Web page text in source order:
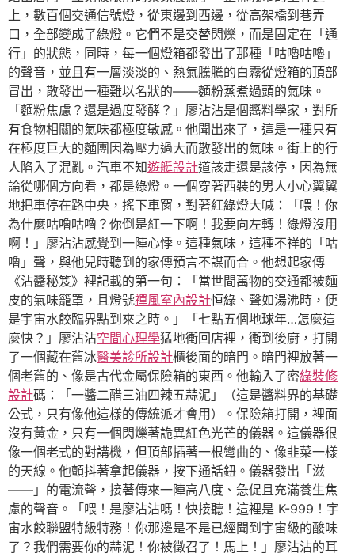
上，數百個交通信號燈，從東邊到西邊，從高架橋到巷弄
口，全部變成了綠燈。它們不是交替閃爍，而是固定在「通
行」的狀態，同時，每一個燈箱都發出了那種「咕嚕咕嚕」
的聲音，並且有一層淡淡的、熱氣騰騰的白霧從燈箱的頂部
冒出，散發出一種難以名狀的——麵粉蒸煮過頭的氣味。
「麵粉焦慮？還是過度發酵？」廖沾沾是個醬料學家，對所
有食物相關的氣味都極度敏感。他聞出來了，這是一種只有
在極度巨大的麵團因為壓力過大而散發出的氣味。街上的行
人陷入了混亂。汽車不知遊艇設計道該走還是該停，因為無
論從哪個方向看，都是綠燈。一個穿著西裝的男人小心翼翼
地把車停在路中央，搖下車窗，對著紅綠燈大喊：「喂！你
為什麼咕嚕咕嚕？你倒是紅一下啊！我要向左轉！綠燈沒用
啊！」廖沾沾感覺到一陣心悸。這種氣味，這種不祥的「咕
嚕」聲，與他兒時聽到的家傳預言不謀而合。他想起家傳
《沾醬秘笈》裡記載的第一句：「當世間萬物的交通都被麵
皮的氣味籠罩，且燈號禪風室內設計恒綠、聲如湯沸時，便
是宇宙水餃臨界點到來之時。」「七點五個地球年…怎麼這
麼快？」廖沾沾空間心理學猛地衝回店裡，衝到後廚，打開
了一個藏在舊冰醫美診所設計櫃後面的暗門。暗門裡放著一
個老舊的、像是古代金屬保險箱的東西。他輸入了密綠裝修
設計碼：「一醬二醋三油四辣五蒜泥」（這是醬料界的基礎
公式，只有像他這樣的傳統派才會用）。保險箱打開，裡面
沒有黃金，只有一個閃爍著詭異紅色光芒的儀器。這儀器很
像一個老式的對講機，但頂部插著一根彎曲的、像韭菜一樣
的天線。他顫抖著拿起儀器，按下通話鈕。儀器發出「滋
——」的電流聲，接著傳來一陣高八度、急促且充滿養生焦
慮的聲音。「喂！是廖沾沾嗎！快接聽！這裡是 K-999！宇
宙水餃聯盟特級特務！你那邊是不是已經聞到宇宙級的酸味
了？我們需要你的蒜泥！你被徵召了！馬上！」廖沾沾的耳